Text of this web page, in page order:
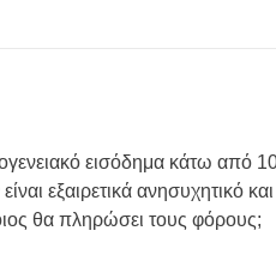
εισόδημα κάτω από
εξαιρετικά ανησυχητικό και
θα πληρώσει τους φόρους;